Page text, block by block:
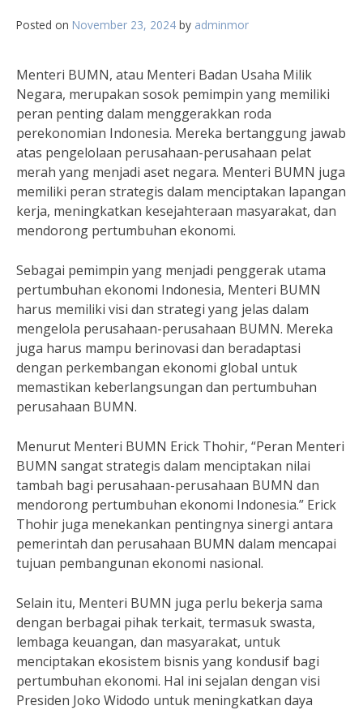
Posted on November 23, 2024 by adminmor
Menteri BUMN, atau Menteri Badan Usaha Milik
Negara, merupakan sosok pemimpin yang memiliki
peran penting dalam menggerakkan roda
perekonomian Indonesia. Mereka bertanggung jawab
atas pengelolaan perusahaan-perusahaan pelat
merah yang menjadi aset negara. Menteri BUMN juga
memiliki peran strategis dalam menciptakan lapangan
kerja, meningkatkan kesejahteraan masyarakat, dan
mendorong pertumbuhan ekonomi.
Sebagai pemimpin yang menjadi penggerak utama
pertumbuhan ekonomi Indonesia, Menteri BUMN
harus memiliki visi dan strategi yang jelas dalam
mengelola perusahaan-perusahaan BUMN. Mereka
juga harus mampu berinovasi dan beradaptasi
dengan perkembangan ekonomi global untuk
memastikan keberlangsungan dan pertumbuhan
perusahaan BUMN.
Menurut Menteri BUMN Erick Thohir, “Peran Menteri
BUMN sangat strategis dalam menciptakan nilai
tambah bagi perusahaan-perusahaan BUMN dan
mendorong pertumbuhan ekonomi Indonesia.” Erick
Thohir juga menekankan pentingnya sinergi antara
pemerintah dan perusahaan BUMN dalam mencapai
tujuan pembangunan ekonomi nasional.
Selain itu, Menteri BUMN juga perlu bekerja sama
dengan berbagai pihak terkait, termasuk swasta,
lembaga keuangan, dan masyarakat, untuk
menciptakan ekosistem bisnis yang kondusif bagi
pertumbuhan ekonomi. Hal ini sejalan dengan visi
Presiden Joko Widodo untuk meningkatkan daya